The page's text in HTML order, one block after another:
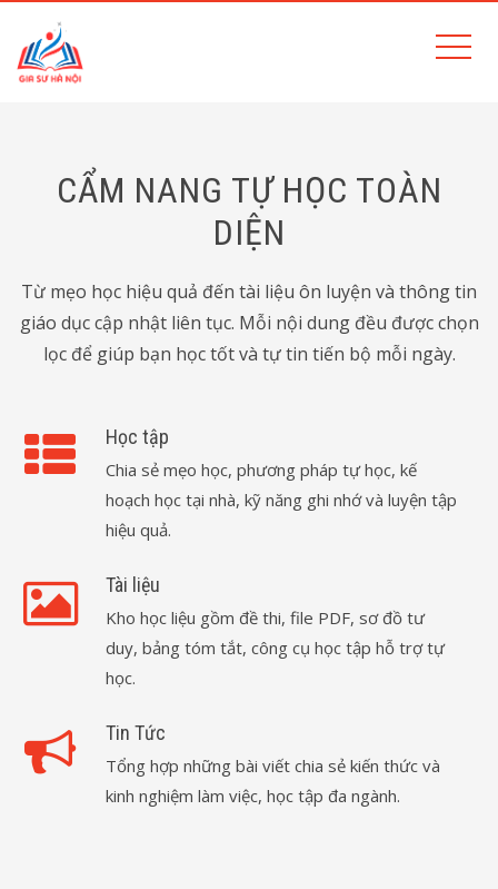
CẨM NANG TỰ HỌC TOÀN
DIỆN
Từ mẹo học hiệu quả đến tài liệu ôn luyện và thông tin
giáo dục cập nhật liên tục. Mỗi nội dung đều được chọn
lọc để giúp bạn học tốt và tự tin tiến bộ mỗi ngày.
Học tập
Chia sẻ mẹo học, phương pháp tự học, kế
hoạch học tại nhà, kỹ năng ghi nhớ và luyện tập
hiệu quả.
Tài liệu
Kho học liệu gồm đề thi, file PDF, sơ đồ tư
duy, bảng tóm tắt, công cụ học tập hỗ trợ tự
học.
Tin Tức
Tổng hợp những bài viết chia sẻ kiến thức và
kinh nghiệm làm việc, học tập đa ngành.